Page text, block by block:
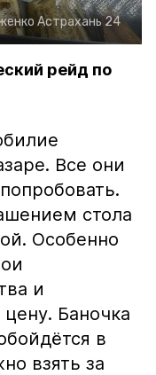
Астрахань 24
рейд по
Все они
стола
Особенно
и
Баночка
в
взять за